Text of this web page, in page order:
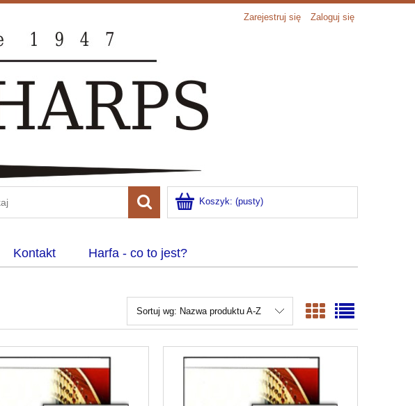
Zarejestruj się Zaloguj się
Koszyk: (pusty)
Kontakt Harfa - co to jest?
Sortuj wg: Nazwa produktu A-Z